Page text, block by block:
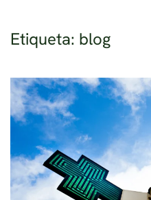
Ir al contenido principal
Etiqueta: blog